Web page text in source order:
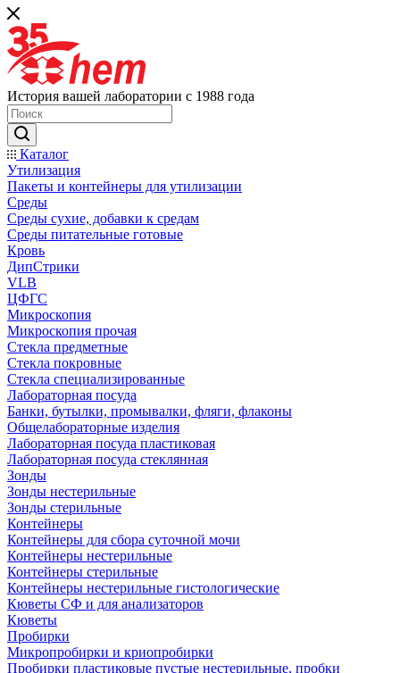
История вашей лаборатории с 1988 года
Каталог
Утилизация
Пакеты и контейнеры для утилизации
Среды
Среды сухие, добавки к средам
Среды питательные готовые
Кровь
ДипСтрики
VLB
ЦФГС
Микроскопия
Микроскопия прочая
Стекла предметные
Стекла покровные
Стекла специализированные
Лабораторная посуда
Банки, бутылки, промывалки, фляги, флаконы
Общелабораторные изделия
Лабораторная посуда пластиковая
Лабораторная посуда стеклянная
Зонды
Зонды нестерильные
Зонды стерильные
Контейнеры
Контейнеры для сбора суточной мочи
Контейнеры нестерильные
Контейнеры стерильные
Контейнеры нестерильные гистологические
Кюветы СФ и для анализаторов
Кюветы
Пробирки
Микропробирки и криопробирки
Пробирки пластиковые пустые нестерильные, пробки